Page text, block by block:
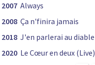
2007 Always
2008 Ça n'finira jamais
2018 J'en parlerai au diable
2020 Le Cœur en deux (Live)